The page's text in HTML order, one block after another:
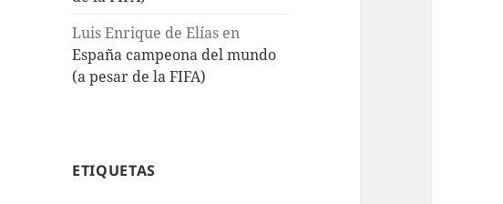
Luis Enrique de Elías en
España campeona del mundo
(a pesar de la FIFA)
ETIQUETAS